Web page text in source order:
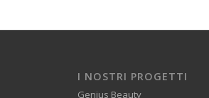
I NOSTRI PROGETTI
Genius Beauty